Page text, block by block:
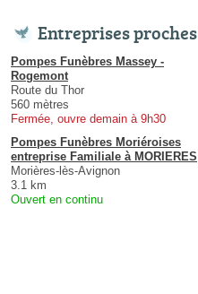
Entreprises proches
Pompes Funèbres Massey -
Rogemont
Route du Thor
560 mètres
Fermée, ouvre demain à 9h30
Pompes Funèbres Moriéroises
entreprise Familiale à MORIERES
Morières-lès-Avignon
3.1 km
Ouvert en continu